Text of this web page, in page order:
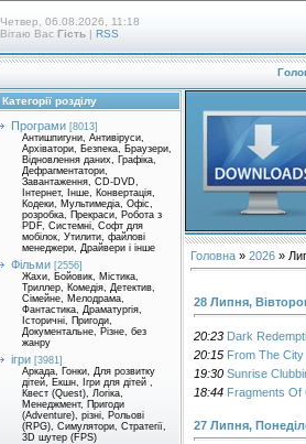
Четвер, 06.08.2026, 11:18
Вітаю Вас Гість | RSS
Категорії розділу
Програми [8013]
Антишпигуни, Антивіруси,
Архіватори, Безпека, Браузери,
Відновлення даних, Графіка,
Дефрагментатори,
Завантаження, CD-DVD,
Інтернет, Інше, Конвертація,
Кодеки, Мультимедіа, Офіс,
розробка, Прекраси, Робота з
PDF, Системні, Софт для
мобілок, Утилити, файлові
менеджери, Драйвери і інше
Фільми [2556]
Жахи, Бойовик, Містика,
Триллер, Комедія, Детектив,
Сімейне, Мелодрама,
Фантастика, Драматургія,
Історичні, Пригоди,
Документальне, Різне, без
жанру
ігри [3981]
Аркада, Гонки, Для розвитку
дітей, Екшн, Ігри для дітей ,
Квест (Quest), Логіка,
Менеджмент, Пригоди
(Adventure), різні, Рольові
(RPG), Симулятори, Стратегії,
3D шутер (FPS)
Головна » 2026 »
28 Липня,
20:23 Dark
20:15 From The
19:30 Sunrise
18:44 Fragments Of
27 Липня,